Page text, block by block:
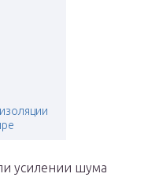
усилении шума